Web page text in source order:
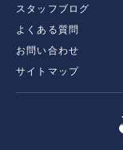
スタッフブログ
よくある質問
お問い合わせ
サイトマップ